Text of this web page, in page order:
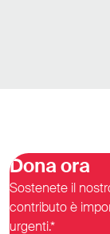
Dona ora
Sostenete il
contributo è
urgenti.*